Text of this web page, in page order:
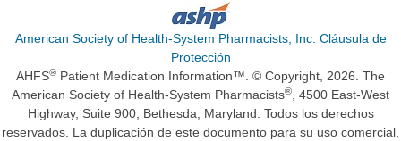
American Society of Health-System Pharmacists, Inc. Cláusula de
Protección
AHFS® Patient Medication Information™. © Copyright, 2026. The
American Society of Health-System Pharmacists®, 4500 East-West
Highway, Suite 900, Bethesda, Maryland. Todos los derechos
reservados. La duplicación de este documento para su uso comercial,